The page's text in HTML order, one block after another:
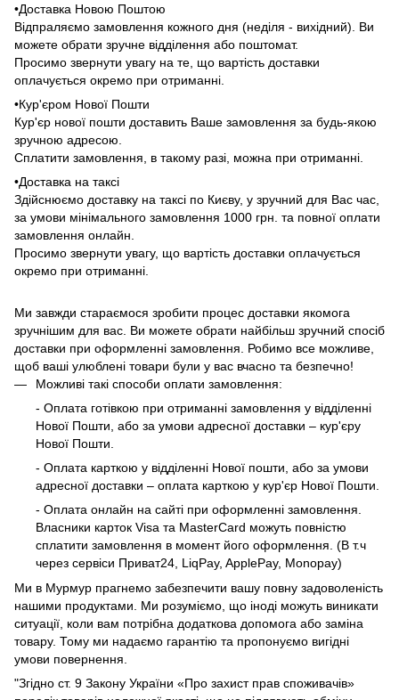
•Доставка Новою Поштою
Відпраляємо замовлення кожного дня (неділя - вихідний). Ви
можете обрати зручне відділення або поштомат.
Просимо звернути увагу на те, що вартість доставки
оплачується окремо при отриманні.
•Кур'єром Нової Пошти
Кур'єр нової пошти доставить Ваше замовлення за будь-якою
зручною адресою.
Сплатити замовлення, в такому разі, можна при отриманні.
•Доставка на таксі
Здійснюємо доставку на таксі по Києву, у зручний для Вас час,
за умови мінімального замовлення 1000 грн. та повної оплати
замовлення онлайн.
Просимо звернути увагу, що вартість доставки оплачується
окремо при отриманні.
Ми завжди стараємося зробити процес доставки якомога
зручнішим для вас. Ви можете обрати найбільш зручний спосіб
доставки при оформленні замовлення. Робимо все можливе,
щоб ваші улюблені товари були у вас вчасно та безпечно!
Можливі такі способи оплати замовлення:
- Оплата готівкою при отриманні замовлення у відділенні
Нової Пошти, або за умови адресної доставки – кур'єру
Нової Пошти.
- Оплата карткою у відділенні Нової пошти, або за умови
адресної доставки – оплата карткою у кур'єр Нової Пошти.
- Оплата онлайн на сайті при оформленні замовлення.
Власники карток Visa та MasterCard можуть повністю
сплатити замовлення в момент його оформлення. (В т.ч
через сервіси Приват24, LiqPay, ApplePay, Monopay)
Ми в Мурмур прагнемо забезпечити вашу повну задоволеність
нашими продуктами. Ми розуміємо, що іноді можуть виникати
ситуації, коли вам потрібна додаткова допомога або заміна
товару. Тому ми надаємо гарантію та пропонуємо вигідні
умови повернення.
"Згідно ст. 9 Закону України «Про захист прав споживачів»